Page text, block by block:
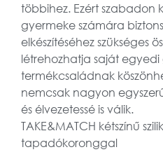
többihez. Ezért szabadon
gyermeke számára
elkészítéséhez szükséges
létrehozhatja saját
termékcsaládnak
nemcsak nagyon
és élvezetessé is válik.
TAKE&MATCH kétszínű
tapadókoronggal